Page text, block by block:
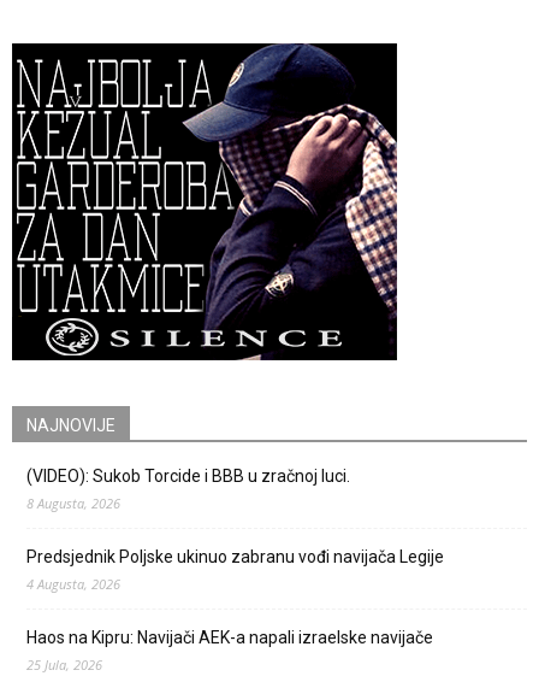
NAJNOVIJE
(VIDEO): Sukob Torcide i BBB u zračnoj luci.
8 Augusta, 2026
Predsjednik Poljske ukinuo zabranu vođi navijača Legije
4 Augusta, 2026
Haos na Kipru: Navijači AEK-a napali izraelske navijače
25 Jula, 2026